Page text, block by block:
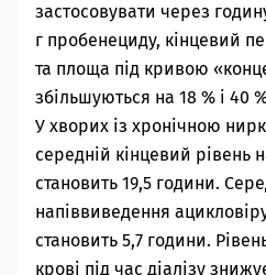
застосовувати через
г пробенециду, кінцевий
та площа під кривою
збільшуються на 18 % і 40
У хворих із хронічною
середній кінцевий рівень
становить 19,5 години.
напіввиведення
становить 5,7 години.
крові під час діалізу